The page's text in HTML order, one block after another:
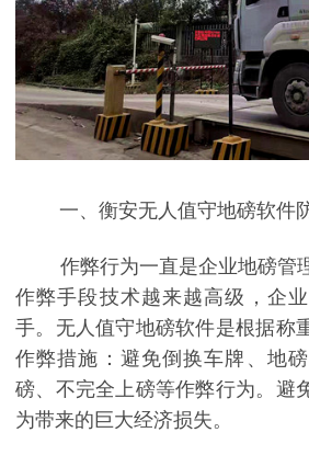
一、衡安无人值守地磅软件
作弊行为一直是企业地磅管
作弊手段技术越来越高级，企
手。无人值守地磅软件是根据称
作弊措施：避免倒换车牌、地
磅、不完全上磅等作弊行为。避
为带来的巨大经济损失。